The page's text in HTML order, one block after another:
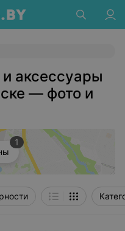
аксессуары
— фото и
1